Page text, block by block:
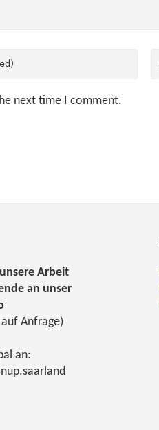
next time I comment.
Arbeit
an unser
Anfrage)
an: